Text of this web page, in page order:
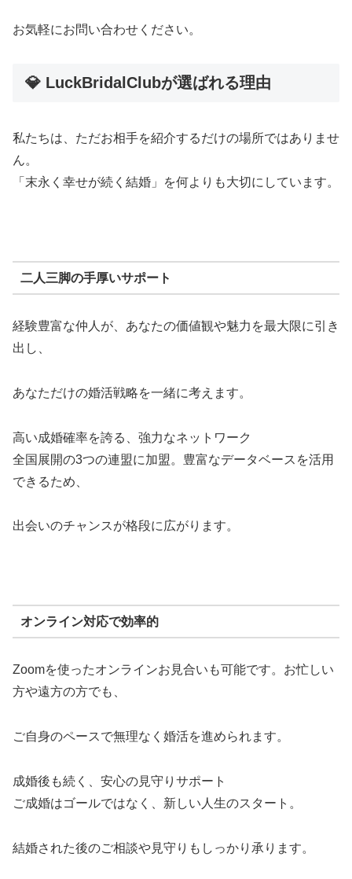
お気軽にお問い合わせください。
💎 LuckBridalClubが選ばれる理由
私たちは、ただお相手を紹介するだけの場所ではありませ
ん。
「末永く幸せが続く結婚」を何よりも大切にしています。
二人三脚の手厚いサポート
経験豊富な仲人が、あなたの価値観や魅力を最大限に引き
出し、
あなただけの婚活戦略を一緒に考えます。
高い成婚確率を誇る、強力なネットワーク
全国展開の3つの連盟に加盟。豊富なデータベースを活用
できるため、
出会いのチャンスが格段に広がります。
オンライン対応で効率的
Zoomを使ったオンラインお見合いも可能です。お忙しい
方や遠方の方でも、
ご自身のペースで無理なく婚活を進められます。
成婚後も続く、安心の見守りサポート
ご成婚はゴールではなく、新しい人生のスタート。
結婚された後のご相談や見守りもしっかり承ります。